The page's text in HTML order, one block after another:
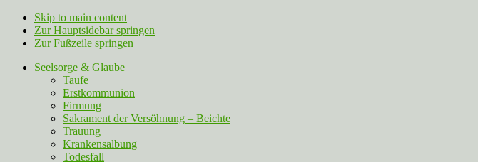
Skip to main content
Zur Hauptsidebar springen
Zur Fußzeile springen
Seelsorge & Glaube
Taufe
Erstkommunion
Firmung
Sakrament der Versöhnung – Beichte
Trauung
Krankensalbung
Todesfall